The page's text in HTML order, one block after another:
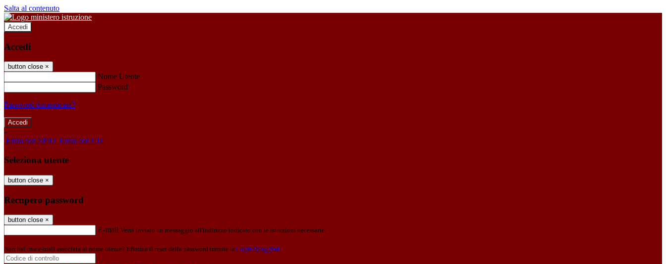
Salta al contenuto
Accedi
Accedi
button close ×
Nome Utente
Password
Password dimenticata?
-
Entra con SPID Entra con CIE
Seleziona utente
button close ×
Recupero password
button close ×
E-mail Verrà inviato un messaggio all'indirizzo indicato con le istruzioni necessarie.
Non hai una e-mail associata al nome utente? Effettua il reset della password tramite la Login Spaggiari